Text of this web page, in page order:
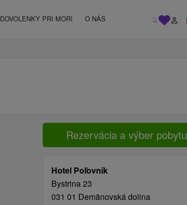
DOVOLENKY PRI MORI O NÁS
Rezervácia a výber pobytu
Hotel Poľovník
Bystrina 23
031 01 Demänovská dolina